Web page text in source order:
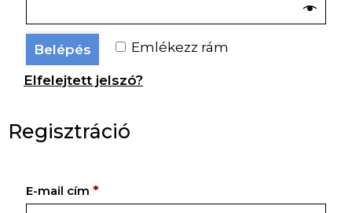
Emlékezz rám
Belépés
Elfelejtett jelszó?
Regisztráció
E-mail cím *Kötelező